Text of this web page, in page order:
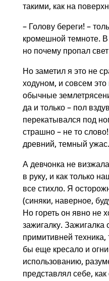
такими, как на
– Голову береги! –
кромешной темноте.
но почему пропал
Но заметил я это не
ходуном, и совсем
обычные
да и только – пол
перекатывался под
страшно – не то
древний, темный
А девчонка не
в руку, и как только
все стихло. Я
(синяки, наверное,
Но гореть он явно не
зажигалку. Зажигалка
примитивней
бы еще кресало и
использованию,
представлял себе,